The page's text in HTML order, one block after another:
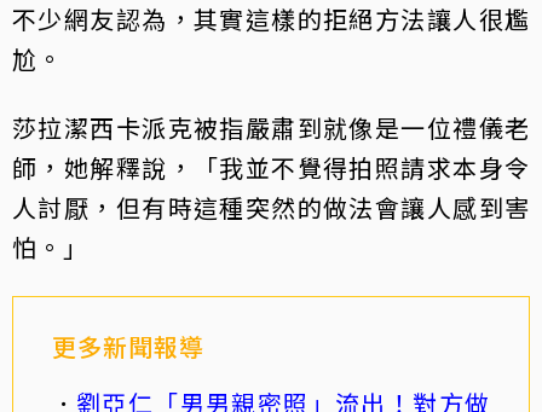
不少網友認為，其實這樣的拒絕方法讓人很尷
尬。
莎拉潔西卡派克被指嚴肅到就像是一位禮儀老
師，她解釋說，「我並不覺得拍照請求本身令
人討厭，但有時這種突然的做法會讓人感到害
怕。」
更多新聞報導
劉亞仁「男男親密照」流出！對方做